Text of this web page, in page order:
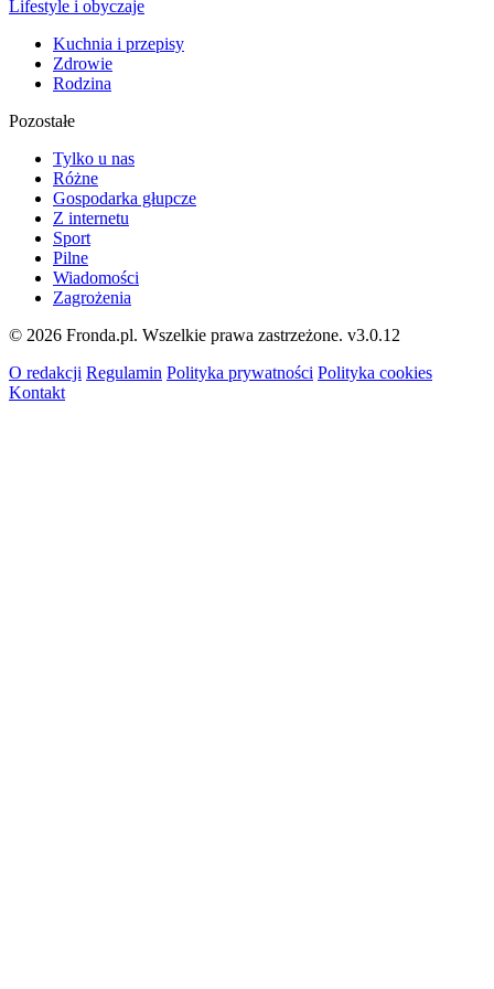
Lifestyle i obyczaje
Kuchnia i przepisy
Zdrowie
Rodzina
Pozostałe
Tylko u nas
Różne
Gospodarka głupcze
Z internetu
Sport
Pilne
Wiadomości
Zagrożenia
© 2026 Fronda.pl. Wszelkie prawa zastrzeżone. v3.0.12
O redakcji Regulamin Polityka prywatności Polityka cookies
Kontakt